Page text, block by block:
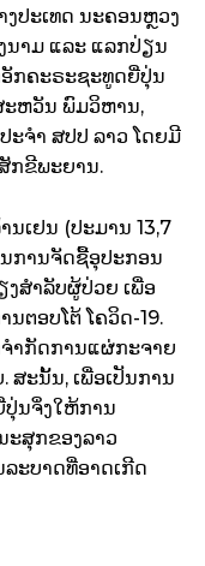
ປະເທດ ນະຄອນຫຼວງ
ນາມ ແລະ ແລກປ່ຽນ
ອັກຄະຣະຊະທູດຍີ່ປຸ່ນ
ະຫວັນ ພົມວິຫານ,
ະຈຳ ສປປ ລາວ ໂດຍມີ
ກຂີພະຍານ.
ນເຢນ (ປະມານ 13,7
ການຈັດຊື້ອຸປະກອນ
ສຳລັບຜູ້ປ່ວຍ ເພື່ອ
ຕອບໂຕ້ ໂຄວິດ-19.
ຳກັດການແຜ່ກະຈາຍ
ສະນັ້ນ, ເພື່ອເປັນການ
ນຈິ່ງໃຫ້ການ
ະສຸກຂອງລາວ
ະບາດທີ່ອາດເກີດ